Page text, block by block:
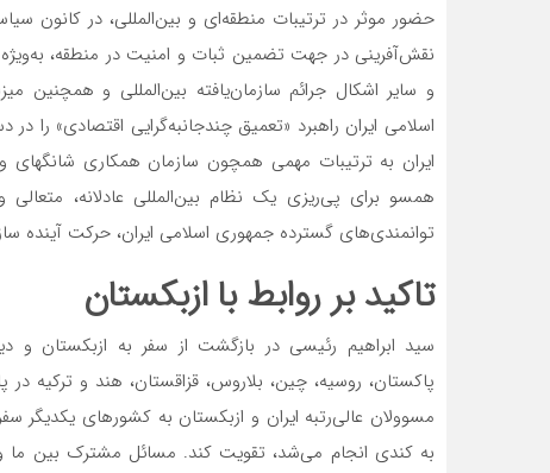
حضور موثر در ترتیبات منطقه‌‌‌ای و بین‌المللی، در کانون
نقش‌آفرینی در جهت تضمین ثبات و امنیت در منطقه، به‌ویژه
و سایر اشکال جرائم سازمان‌‌‌یافته بین‌المللی و همچنین
اسلامی ایران راهبرد «تعمیق چندجانبه‌‌‌گرایی اقتصادی» را
ایران به ترتیبات مهمی همچون سازمان همکاری
همسو برای پی‌‌‌ریزی یک نظام بین‌المللی عادلانه،
توانمندی‌‌‌های گسترده جمهوری اسلامی ایران، حرکت
تاکید بر روابط با ازبکستان
مسوولان عالی‌رتبه ایران و ازبکستان به کشورهای یکدیگر
به کندی انجام می‌شد، تقویت کند. مسائل مشترک بین ما و